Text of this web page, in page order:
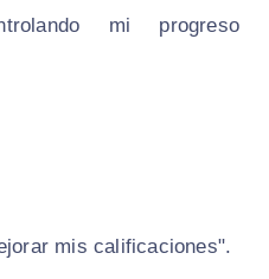
mi progreso
mis calificaciones".